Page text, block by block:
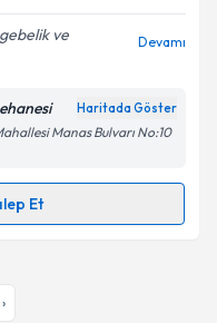
ilişkin
Aydınlatma
verilerimin belirtilen
ediyorum.
Gönder
ve
Devamı
Haritada Göster
Manas Bulvarı No:10
Et
için randevu takvimi
randevu almanız
›